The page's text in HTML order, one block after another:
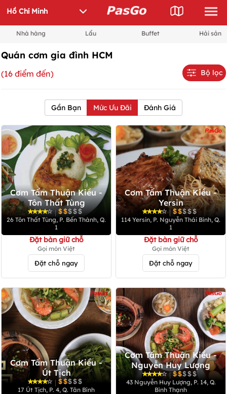
Nhà hàng Lẩu Buffet Hải sản
Quán cơm gia đình HCM
(16 điểm đến) Bộ lọc
Gần Bạn Mức Ưu Đãi Đánh Giá
Cơm Tấm Thuận Kiều -
Tôn Thất Tùng
|
26 Tôn Thất Tùng, P. Bến Thành, Q.
1
Đặt bàn giữ chỗ
Gọi món Việt
Đặt chỗ ngay
Cơm Tấm Thuận Kiều -
Yersin
|
114 Yersin, P. Nguyễn Thái Bình, Q.
1
Đặt bàn giữ chỗ
Gọi món Việt
Đặt chỗ ngay
Cơm Tấm Thuận Kiều -
Út Tịch
|
17 Út Tịch, P. 4, Q. Tân Bình
Cơm Tấm Thuận Kiều -
Nguyễn Huy Lượng
|
43 Nguyễn Huy Lượng, P. 14, Q.
Bình Thạnh